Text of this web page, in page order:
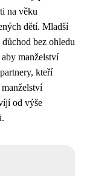
na věku
dětí. Mladší
bez ohledu
manželství
kteří
od výše